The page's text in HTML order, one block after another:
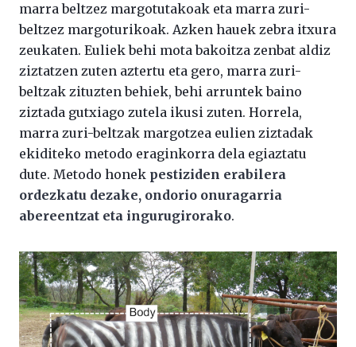
marra beltzez margotutakoak eta marra zuri-
beltzez margoturikoak. Azken hauek zebra itxura
zeukaten. Euliek behi mota bakoitza zenbat aldiz
ziztatzen zuten aztertu eta gero, marra zuri-
beltzak zituzten behiek, behi arruntek baino
ziztada gutxiago zutela ikusi zuten. Horrela,
marra zuri-beltzak margotzea eulien ziztadak
ekiditeko metodo eraginkorra dela egiaztatu
dute. Metodo honek pestiziden erabilera
ordezkatu dezake, ondorio onuragarria
abereentzat eta ingurugirorako.